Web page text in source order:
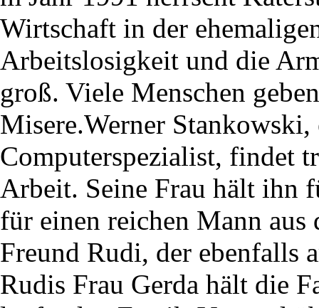
Wirtschaft in der
Arbeitslosigkeit und die
groß. Viele Menschen
Misere.Werner
Computerspezialist, findet
Arbeit. Seine Frau hält ihn
für einen reichen Mann aus
Freund Rudi, der ebenfalls
Rudis Frau Gerda hält die